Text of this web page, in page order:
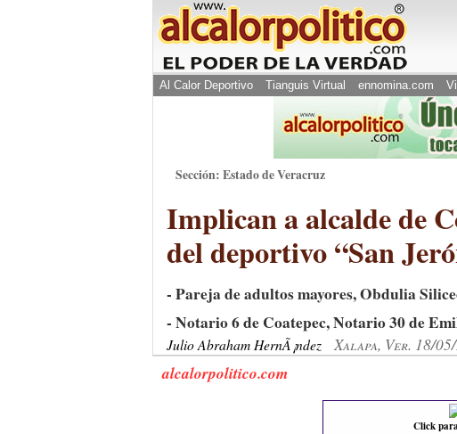
Al Calor Deportivo Tianguis Virtual ennomina.com
Sección: Estado de Veracruz
Implican a alcalde de
del deportivo “San
- Pareja de adultos mayores, Obdulia
- Notario 6 de Coatepec, Notario 30 de
Julio Abraham HernÃ¡ndez Xalapa, Ver. 18/
alcalorpolitico.com
Click